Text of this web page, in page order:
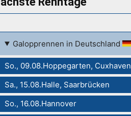
Galopprennen in Deutschland
So., 09.08.Hoppegarten, Cuxhaven
Sa., 15.08.Halle, Saarbrücken
So., 16.08.Hannover